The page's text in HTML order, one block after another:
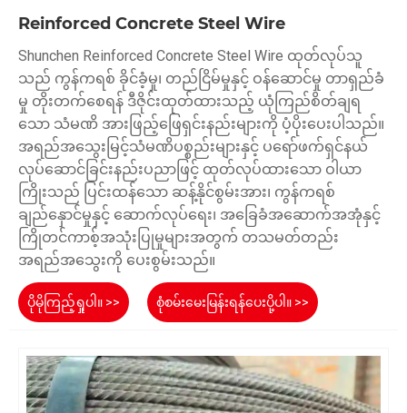
Reinforced Concrete Steel Wire
Shunchen Reinforced Concrete Steel Wire ထုတ်လုပ်သူ
သည် ကွန်ကရစ် ခိုင်ခံ့မှု၊ တည်ငြိမ်မှုနှင့် ဝန်ဆောင်မှု တာရှည်ခံ
မှု တိုးတက်စေရန် ဒီဇိုင်းထုတ်ထားသည့် ယုံကြည်စိတ်ချရ
သော သံမဏိ အားဖြည့်ဖြေရှင်းနည်းများကို ပံ့ပိုးပေးပါသည်။
အရည်အသွေးမြင့်သံမဏိပစ္စည်းများနှင့် ပရော်ဖက်ရှင်နယ်
လုပ်ဆောင်ခြင်းနည်းပညာဖြင့် ထုတ်လုပ်ထားသော ဝါယာ
ကြိုးသည် ပြင်းထန်သော ဆန့်နိုင်စွမ်းအား၊ ကွန်ကရစ်
ချည်နှောင်မှုနှင့် ဆောက်လုပ်ရေး၊ အခြေခံအဆောက်အအုံနှင့်
ကြိုတင်ကာစ့်အသုံးပြုမှုများအတွက် တသမတ်တည်း
အရည်အသွေးကို ပေးစွမ်းသည်။
ပိုမိုကြည့်ရှုပါ။ >> စုံစမ်းမေးမြန်းရန်ပေးပို့ပါ။ >>